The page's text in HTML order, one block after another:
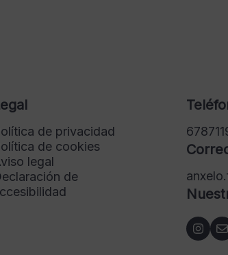
de privacidad
de cookies
legal
de